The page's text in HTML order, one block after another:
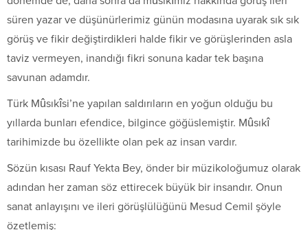
süren yazar ve düşünürlerimiz günün modasına uyarak sık sık
görüş ve fikir değiştirdikleri halde fikir ve görüşlerinden asla
taviz vermeyen, inandığı fikri sonuna kadar tek başına
savunan adamdır.
Türk Mûsıkîsi’ne yapılan saldırıların en yoğun olduğu bu
yıllarda bunları efendice, bilgince göğüslemiştir. Mûsıkî
tarihimizde bu özellikte olan pek az insan vardır.
Sözün kısası Rauf Yekta Bey, önder bir müzikoloğumuz olarak
adından her zaman söz ettirecek büyük bir insandır. Onun
sanat anlayışını ve ileri görüşlülüğünü Mesud Cemil şöyle
özetlemiş: